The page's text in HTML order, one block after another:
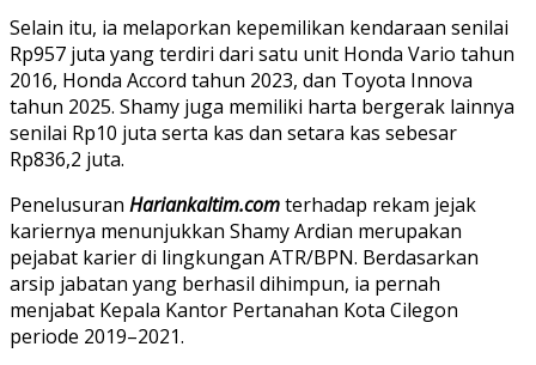
Selain itu, ia melaporkan kepemilikan kendaraan senilai
Rp957 juta yang terdiri dari satu unit Honda Vario tahun
2016, Honda Accord tahun 2023, dan Toyota Innova
tahun 2025. Shamy juga memiliki harta bergerak lainnya
senilai Rp10 juta serta kas dan setara kas sebesar
Rp836,2 juta.
Penelusuran Hariankaltim.comterhadap rekam jejak
kariernya menunjukkan Shamy Ardian merupakan
pejabat karier di lingkungan ATR/BPN. Berdasarkan
arsip jabatan yang berhasil dihimpun, ia pernah
menjabat Kepala Kantor Pertanahan Kota Cilegon
periode 2019–2021.